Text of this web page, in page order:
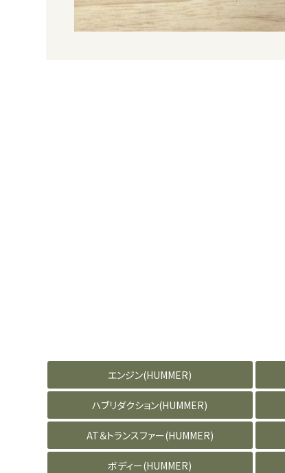
エンジン(HUMMER)
ハブリダクション(HUMMER)
AT＆トランスファー(HUMMER)
ボディー(HUMMER)